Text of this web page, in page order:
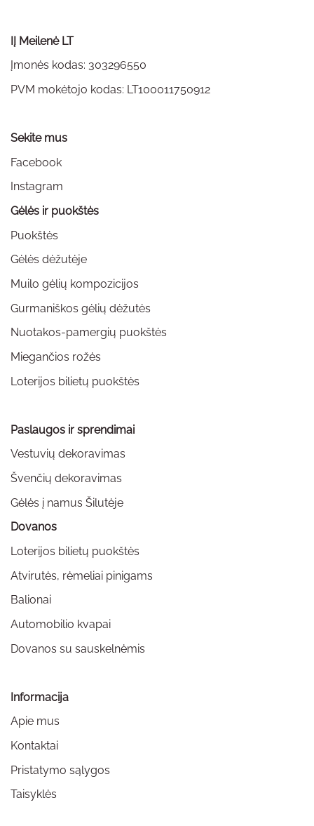
IĮ Meilenė LT
Įmonės kodas: 303296550
PVM mokėtojo kodas: LT100011750912
Sekite mus
Facebook
Instagram
Gėlės ir puokštės
Puokštės
Gėlės dėžutėje
Muilo gėlių kompozicijos
Gurmaniškos gėlių dėžutės
Nuotakos-pamergių puokštės
Miegančios rožės
Loterijos bilietų puokštės
Paslaugos ir sprendimai
Vestuvių dekoravimas
Švenčių dekoravimas
Gėlės į namus Šilutėje
Dovanos
Loterijos bilietų puokštės
Atvirutės, rėmeliai pinigams
Balionai
Automobilio kvapai
Dovanos su sauskelnėmis
Informacija
Apie mus
Kontaktai
Pristatymo sąlygos
Taisyklės